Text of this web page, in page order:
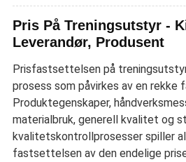
Pris På Treningsutstyr -
Leverandør, Produsent
Prisfastsettelsen på
prosess som påvirkes av en rekke
Produktegenskaper,
materialbruk, generell kvalitet og
kvalitetskontrollprosesser spiller
fastsettelsen av den endelige